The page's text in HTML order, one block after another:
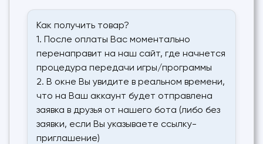
Как получить товар?
1. После оплаты Вас моментально
перенаправит на наш сайт, где начнется
процедура передачи игры/программы
2. В окне Вы увидите в реальном времени,
что на Ваш аккаунт будет отправлена
заявка в друзья от нашего бота (либо без
заявки, если Вы указываете ссылку-
приглашение)